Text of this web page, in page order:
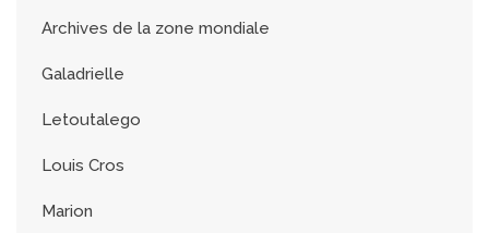
Archives de la zone mondiale
Galadrielle
Letoutalego
Louis Cros
Marion